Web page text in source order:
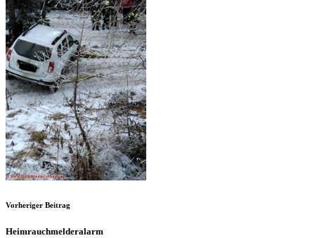
Vorheriger Beitrag
Heimrauchmelderalarm